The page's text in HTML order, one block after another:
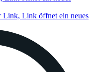
Link, Link öffnet ein neues